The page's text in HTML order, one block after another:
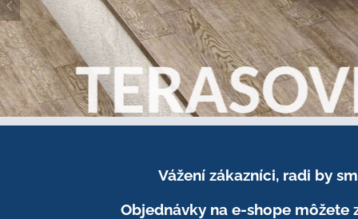
Vážení zákazníci, radi by
Objednávky na e-shope môžete